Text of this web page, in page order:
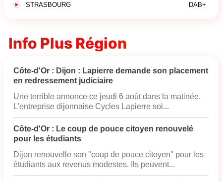
STRASBOURG DAB+
Info Plus Région
Côte-d'Or : Dijon : Lapierre demande son placement
en redressement judiciaire
Une terrible annonce ce jeudi 6 août dans la matinée.
L'entreprise dijonnaise Cycles Lapierre sol...
Côte-d'Or : Le coup de pouce citoyen renouvelé
pour les étudiants
Dijon renouvelle son "coup de pouce citoyen" pour les
étudiants aux revenus modestes. Ils peuvent...